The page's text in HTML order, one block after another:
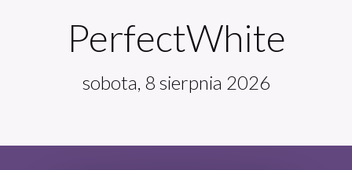
PerfectWhite
sobota, 8 sierpnia 2026